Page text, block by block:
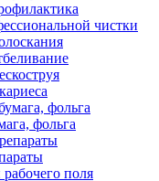
чистки
фольга